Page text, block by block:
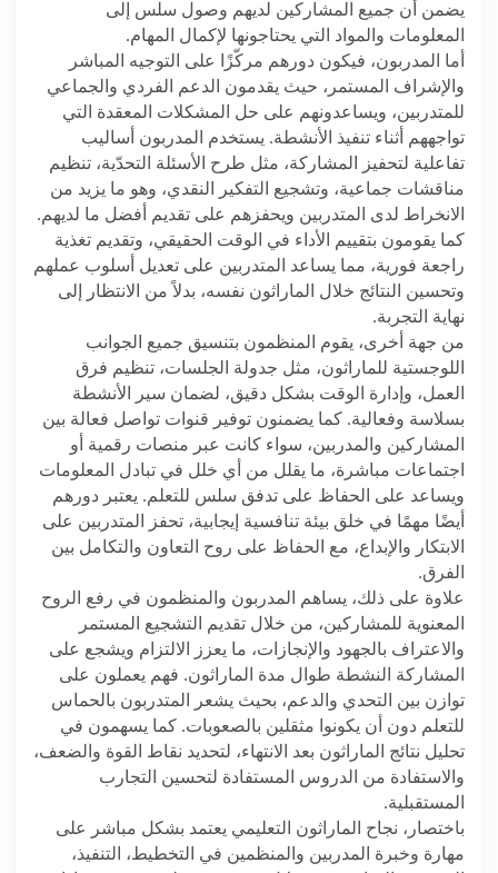
يضمن أن جميع المشاركين لديهم وصول سلس إلى
المعلومات والمواد التي يحتاجونها لإكمال المهام.
أما المدربون، فيكون دورهم مركّزًا على التوجيه المباشر
والإشراف المستمر، حيث يقدمون الدعم الفردي والجماعي
للمتدربين، ويساعدونهم على حل المشكلات المعقدة التي
تواجههم أثناء تنفيذ الأنشطة. يستخدم المدربون أساليب
تفاعلية لتحفيز المشاركة، مثل طرح الأسئلة التحدّية، تنظيم
مناقشات جماعية، وتشجيع التفكير النقدي، وهو ما يزيد من
الانخراط لدى المتدربين ويحفزهم على تقديم أفضل ما لديهم.
كما يقومون بتقييم الأداء في الوقت الحقيقي، وتقديم تغذية
راجعة فورية، مما يساعد المتدربين على تعديل أسلوب عملهم
وتحسين النتائج خلال الماراثون نفسه، بدلاً من الانتظار إلى
نهاية التجربة.
من جهة أخرى، يقوم المنظمون بتنسيق جميع الجوانب
اللوجستية للماراثون، مثل جدولة الجلسات، تنظيم فرق
العمل، وإدارة الوقت بشكل دقيق، لضمان سير الأنشطة
بسلاسة وفعالية. كما يضمنون توفير قنوات تواصل فعالة بين
المشاركين والمدربين، سواء كانت عبر منصات رقمية أو
اجتماعات مباشرة، ما يقلل من أي خلل في تبادل المعلومات
ويساعد على الحفاظ على تدفق سلس للتعلم. يعتبر دورهم
أيضًا مهمًا في خلق بيئة تنافسية إيجابية، تحفز المتدربين على
الابتكار والإبداع، مع الحفاظ على روح التعاون والتكامل بين
الفرق.
علاوة على ذلك، يساهم المدربون والمنظمون في رفع الروح
المعنوية للمشاركين، من خلال تقديم التشجيع المستمر
والاعتراف بالجهود والإنجازات، ما يعزز الالتزام ويشجع على
المشاركة النشطة طوال مدة الماراثون. فهم يعملون على
توازن بين التحدي والدعم، بحيث يشعر المتدربون بالحماس
للتعلم دون أن يكونوا مثقلين بالصعوبات. كما يسهمون في
تحليل نتائج الماراثون بعد الانتهاء، لتحديد نقاط القوة والضعف،
والاستفادة من الدروس المستفادة لتحسين التجارب
المستقبلية.
باختصار، نجاح الماراثون التعليمي يعتمد بشكل مباشر على
مهارة وخبرة المدربين والمنظمين في التخطيط، التنفيذ،